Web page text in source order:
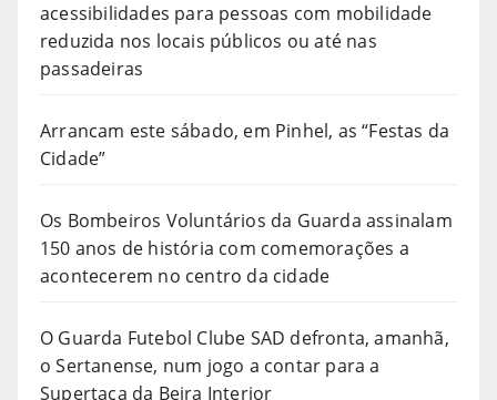
acessibilidades para pessoas com mobilidade
reduzida nos locais públicos ou até nas
passadeiras
Arrancam este sábado, em Pinhel, as “Festas da
Cidade”
Os Bombeiros Voluntários da Guarda assinalam
150 anos de história com comemorações a
acontecerem no centro da cidade
O Guarda Futebol Clube SAD defronta, amanhã,
o Sertanense, num jogo a contar para a
Supertaça da Beira Interior